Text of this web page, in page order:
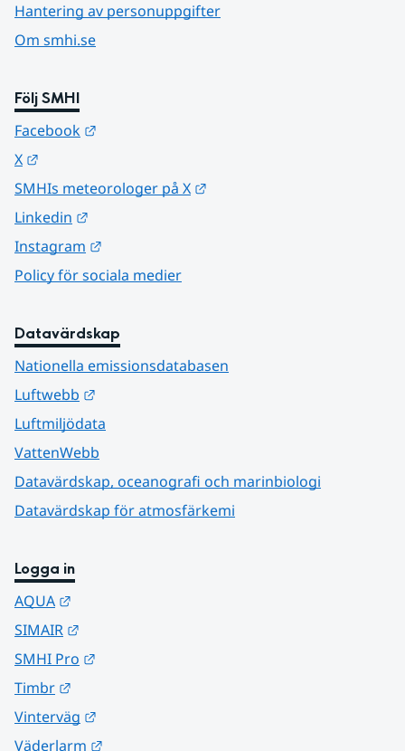
Hantering av personuppgifter
Om smhi.se
Följ SMHI
Facebook
X
SMHIs meteorologer på X
Linkedin
Instagram
Policy för sociala medier
Datavärdskap
Nationella emissionsdatabasen
Luftwebb
Luftmiljödata
VattenWebb
Datavärdskap, oceanografi och marinbiologi
Datavärdskap för atmosfärkemi
Logga in
AQUA
SIMAIR
SMHI Pro
Timbr
Vinterväg
Väderlarm